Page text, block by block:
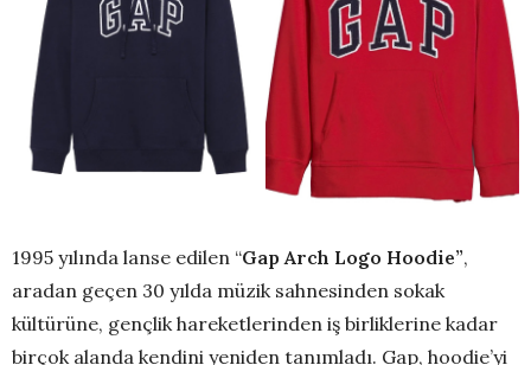
1995 yılında lanse edilen “Gap Arch Logo Hoodie”,
aradan geçen 30 yılda müzik sahnesinden sokak
kültürüne, gençlik hareketlerinden iş birliklerine kadar
birçok alanda kendini yeniden tanımladı. Gap, hoodie’yi